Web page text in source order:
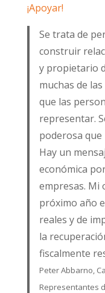
¡Apoyar!
Se trata de
construir
y propietario
muchas de
que las
representar.
poderosa que
Hay un
económica
empresas. Mi
próximo año
reales y de
la
fiscalmente
Peter Abbarno,
Representantes